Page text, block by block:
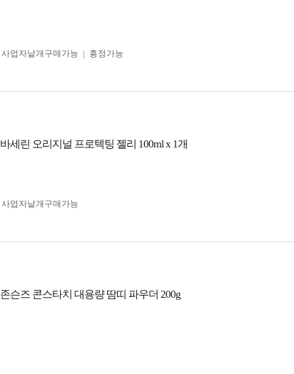
사업자 낱개구매가능 흥정가능
바세린 오리지널 프로텍팅 젤리 100ml x 1개
사업자 낱개구매가능
존슨즈 콘스타치 대용량 땀띠 파우더 200g